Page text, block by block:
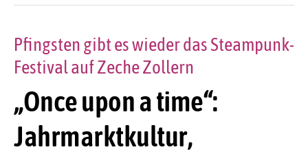
„Once upon a time“:
Jahrmarktkultur,
Pfingsten gibt es wieder das Steampunk-
Festival auf Zeche Zollern